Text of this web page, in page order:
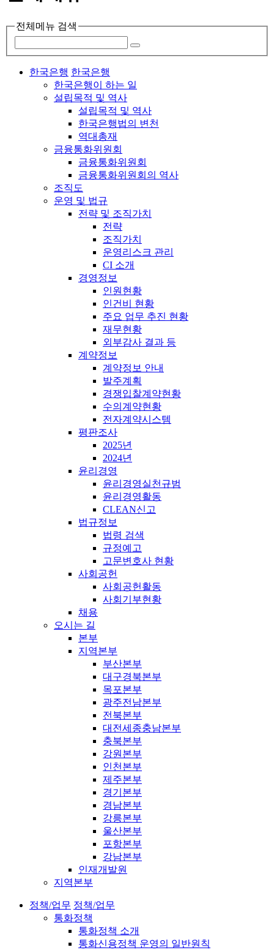
전체메뉴 검색
한국은행 한국은행
한국은행이 하는 일
설립목적 및 역사
설립목적 및 역사
한국은행법의 변천
역대총재
금융통화위원회
금융통화위원회
금융통화위원회의 역사
조직도
운영 및 법규
전략 및 조직가치
전략
조직가치
운영리스크 관리
CI 소개
경영정보
인원현황
인건비 현황
주요 업무 추진 현황
재무현황
외부감사 결과 등
계약정보
계약정보 안내
발주계획
경쟁입찰계약현황
수의계약현황
전자계약시스템
평판조사
2025년
2024년
윤리경영
윤리경영실천규범
윤리경영활동
CLEAN신고
법규정보
법령 검색
규정예고
고문변호사 현황
사회공헌
사회공헌활동
사회기부현황
채용
오시는 길
본부
지역본부
부산본부
대구경북본부
목포본부
광주전남본부
전북본부
대전세종충남본부
충북본부
강원본부
인천본부
제주본부
경기본부
경남본부
강릉본부
울산본부
포항본부
강남본부
인재개발원
지역본부
정책/업무 정책/업무
통화정책
통화정책 소개
통화신용정책 운영의 일반원칙